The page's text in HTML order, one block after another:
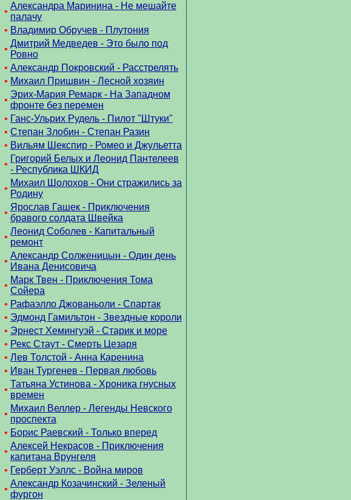
•
Александра Маринина - Не мешайте
палачу
• Владимир Обручев - Плутония
•
Дмитрий Медведев - Это было под
Ровно
• Александр Покровский - Расстрелять
• Михаил Пришвин - Лесной хозяин
•
Эрих-Мария Ремарк - На Западном
фронте без перемен
• Ганс-Ульрих Рудель - Пилот "Штуки"
• Степан Злобин - Степан Разин
• Вильям Шекспир - Ромео и Джульетта
•
Григорий Белых и Леонид Пантелеев
- Республика ШКИД
•
Михаил Шолохов - Они стражились за
Родину
•
Ярослав Гашек - Приключения
бравого солдата Швейка
•
Леонид Соболев - Капитальный
ремонт
•
Александр Солженицын - Один день
Ивана Денисовича
•
Марк Твен - Приключения Тома
Сойера
• Рафаэлло Джованьоли - Спартак
• Эдмонд Гамильтон - Звездные короли
• Эрнест Хемингуэй - Старик и море
• Рекс Стаут - Смерть Цезаря
• Лев Толстой - Анна Каренина
• Иван Тургенев - Первая любовь
•
Татьяна Устинова - Хроника гнусных
времен
•
Михаил Веллер - Легенды Невского
проспекта
• Борис Раевский - Только вперед
•
Алексей Некрасов - Приключения
капитана Врунгеля
• Герберт Уэллс - Война миров
•
Александр Козачинский - Зеленый
фургон